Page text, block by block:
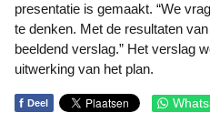
presentatie is gemaakt. “We
te denken. Met de resultaten
beeldend verslag.” Het verslag
uitwerking van het plan.
f Deel